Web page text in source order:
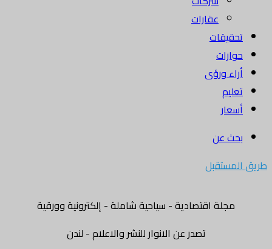
عقارات
تحقيقات
حوارات
أراء ورؤى
تعليم
أسعار
بحث عن
طريق المستقبل
مجلة اقتصادية - سياحية شاملة - إلكترونية وورقية
تصدر عن الانوار للنشر والاعلام - لندن